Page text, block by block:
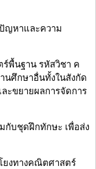
ญหาและความ
ร์พื้นฐาน รหัสวิชา ค
นศึกษาอื่นทั้งในสังกัด
ละขยายผลการจัดการ
กับชุดฝึกทักษะ เพื่อส่ง
ยงทางคณิตศาสตร์